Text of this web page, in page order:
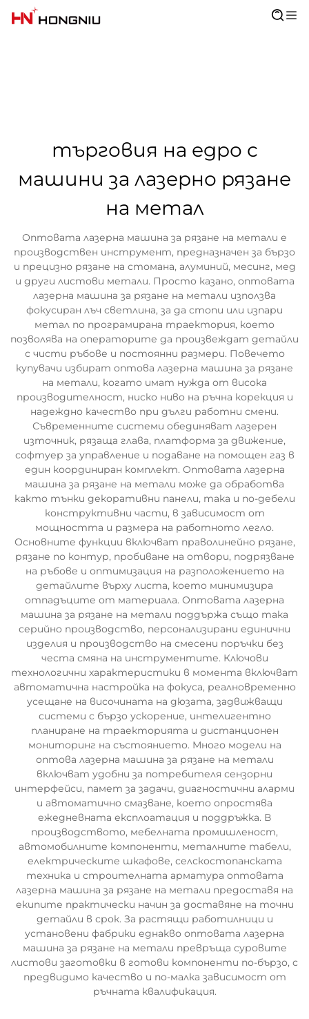
търговия на едро с
машини за лазерно рязане
на метал
Оптовата лазерна машина за рязане на метали е
производствен инструмент, предназначен за бързо
и прецизно рязане на стомана, алуминий, месинг, мед
и други листови метали. Просто казано, оптовата
лазерна машина за рязане на метали използва
фокусиран лъч светлина, за да стопи или изпари
метал по програмирана траектория, което
позволява на операторите да произвеждат детайли
с чисти ръбове и постоянни размери. Повечето
купувачи избират оптова лазерна машина за рязане
на метали, когато имат нужда от висока
производителност, ниско ниво на ръчна корекция и
надеждно качество при дълги работни смени.
Съвременните системи обединяват лазерен
източник, рязаща глава, платформа за движение,
софтуер за управление и подаване на помощен газ в
един координиран комплект. Оптовата лазерна
машина за рязане на метали може да обработва
както тънки декоративни панели, така и по-дебели
конструктивни части, в зависимост от
мощността и размера на работното легло.
Основните функции включват праволинейно рязане,
рязане по контур, пробиване на отвори, подрязване
на ръбове и оптимизация на разположението на
детайлите върху листа, което минимизира
отпадъците от материала. Оптовата лазерна
машина за рязане на метали поддържа също така
серийно производство, персонализирани единични
изделия и производство на смесени поръчки без
честа смяна на инструментите. Ключови
технологични характеристики в момента включват
автоматична настройка на фокуса, реалновременно
усещане на височината на дюзата, задвижващи
системи с бързо ускорение, интелигентно
планиране на траекторията и дистанционен
мониторинг на състоянието. Много модели на
оптова лазерна машина за рязане на метали
включват удобни за потребителя сензорни
интерфейси, памет за задачи, диагностични аларми
и автоматично смазване, което опростява
ежедневната експлоатация и поддръжка. В
производството, мебелната промишленост,
автомобилните компоненти, металните табели,
електрическите шкафове, селскостопанската
техника и строителната арматура оптовата
лазерна машина за рязане на метали предоставя на
екипите практически начин за доставяне на точни
детайли в срок. За растящи работилници и
установени фабрики еднакво оптовата лазерна
машина за рязане на метали превръща суровите
листови заготовки в готови компоненти по-бързо, с
предвидимо качество и по-малка зависимост от
ръчната квалификация.